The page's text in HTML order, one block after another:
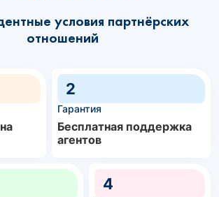
условия партнёрских
отношений
2
Гарантия
Бесплатная поддержка
агентов
4